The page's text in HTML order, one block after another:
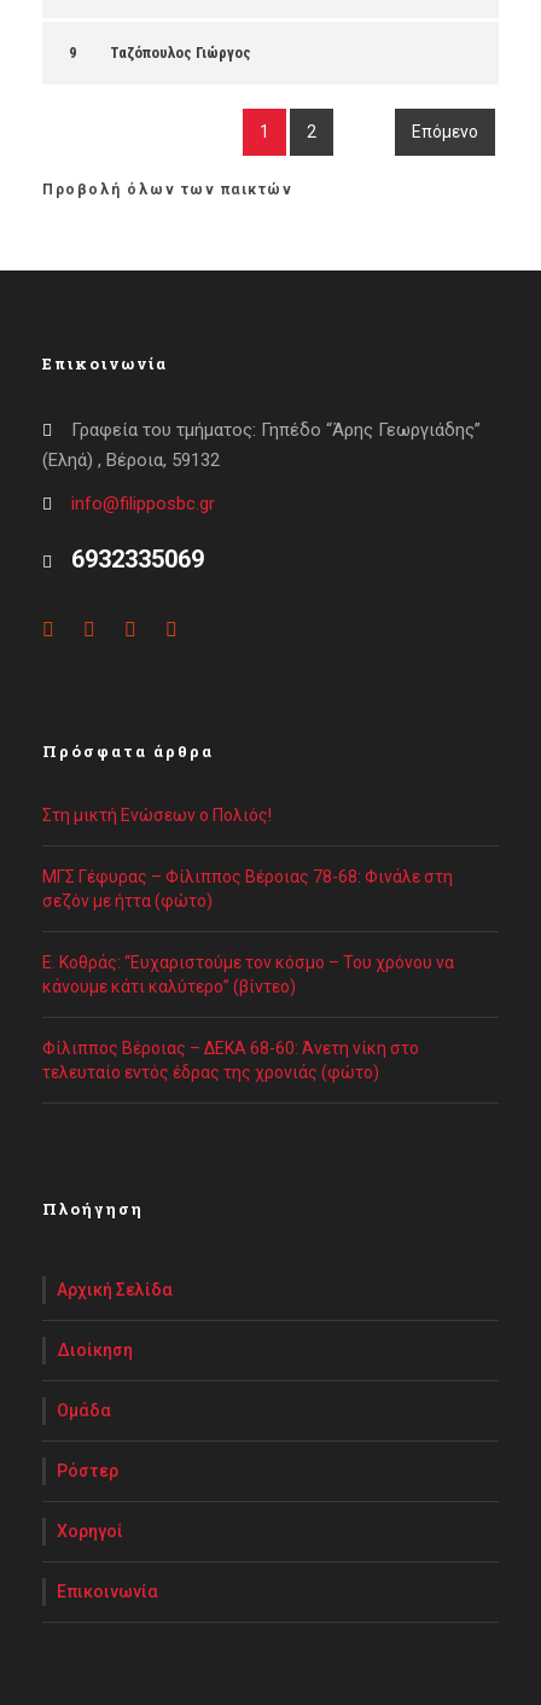
9 Ταζόπουλος Γιώργος
1 2 Επόμενο
Προβολή όλων των παικτών
Επικοινωνία
Γραφεία του τμήματος: Γηπέδο “Άρης Γεωργιάδης”
(Εληά) , Βέροια, 59132
info@filipposbc.gr
6932335069
Πρόσφατα άρθρα
Στη μικτή Ενώσεων ο Πολιός!
ΜΓΣ Γέφυρας – Φίλιππος Βέροιας 78-68: Φινάλε στη
σεζόν με ήττα (φώτο)
Ε. Κοθράς: “Ευχαριστούμε τον κόσμο – Του χρόνου να
κάνουμε κάτι καλύτερο” (βίντεο)
Φίλιππος Βέροιας – ΔΕΚΑ 68-60: Άνετη νίκη στο
τελευταίο εντός έδρας της χρονιάς (φώτο)
Πλοήγηση
Αρχική Σελίδα
Διοίκηση
Ομάδα
Ρόστερ
Χορηγοί
Επικοινωνία